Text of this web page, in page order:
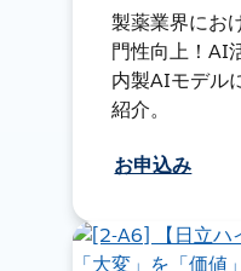
製薬業界にお
門性向上！AI
内製AIモデル
紹介。
お申込み